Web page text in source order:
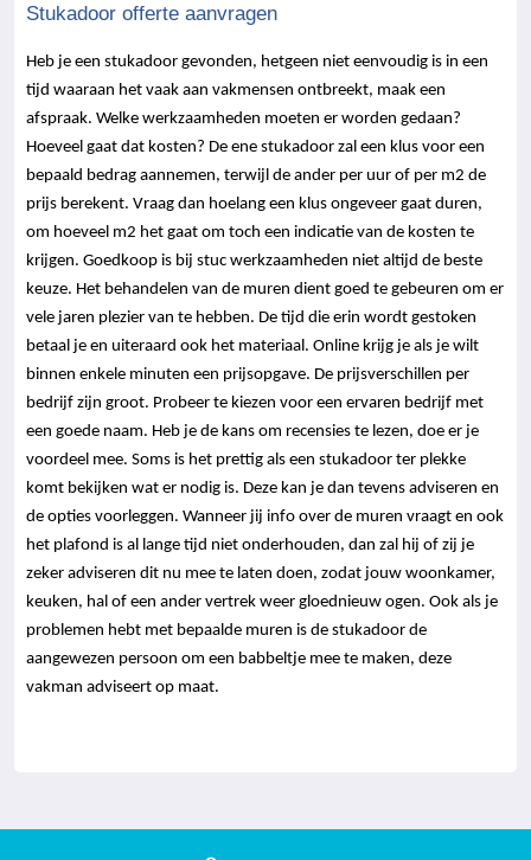
Stukadoor offerte aanvragen
Heb je een stukadoor gevonden, hetgeen niet eenvoudig is in een
tijd waaraan het vaak aan vakmensen ontbreekt, maak een
afspraak. Welke werkzaamheden moeten er worden gedaan?
Hoeveel gaat dat kosten? De ene stukadoor zal een klus voor een
bepaald bedrag aannemen, terwijl de ander per uur of per m2 de
prijs berekent. Vraag dan hoelang een klus ongeveer gaat duren,
om hoeveel m2 het gaat om toch een indicatie van de kosten te
krijgen. Goedkoop is bij stuc werkzaamheden niet altijd de beste
keuze. Het behandelen van de muren dient goed te gebeuren om er
vele jaren plezier van te hebben. De tijd die erin wordt gestoken
betaal je en uiteraard ook het materiaal. Online krijg je als je wilt
binnen enkele minuten een prijsopgave. De prijsverschillen per
bedrijf zijn groot. Probeer te kiezen voor een ervaren bedrijf met
een goede naam. Heb je de kans om recensies te lezen, doe er je
voordeel mee. Soms is het prettig als een stukadoor ter plekke
komt bekijken wat er nodig is. Deze kan je dan tevens adviseren en
de opties voorleggen. Wanneer jij info over de muren vraagt en ook
het plafond is al lange tijd niet onderhouden, dan zal hij of zij je
zeker adviseren dit nu mee te laten doen, zodat jouw woonkamer,
keuken, hal of een ander vertrek weer gloednieuw ogen. Ook als je
problemen hebt met bepaalde muren is de stukadoor de
aangewezen persoon om een babbeltje mee te maken, deze
vakman adviseert op maat.